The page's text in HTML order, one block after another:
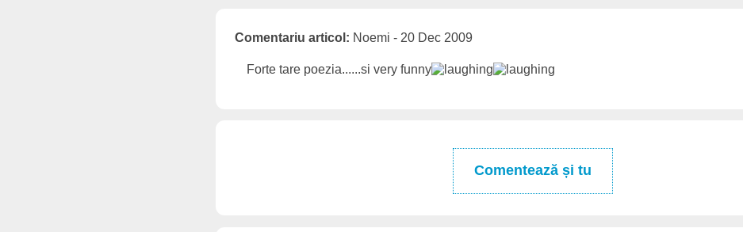
Comentariu articol: Noemi - 20 Dec 2009
Forte tare poezia......si very funny
Comentează și tu